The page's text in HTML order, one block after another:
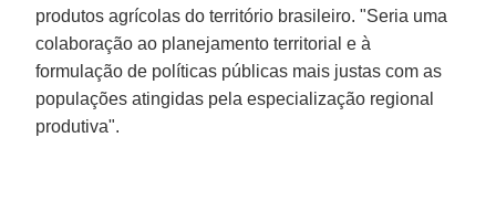
produtos agrícolas do território brasileiro. "Seria uma
colaboração ao planejamento territorial e à
formulação de políticas públicas mais justas com as
populações atingidas pela especialização regional
produtiva".